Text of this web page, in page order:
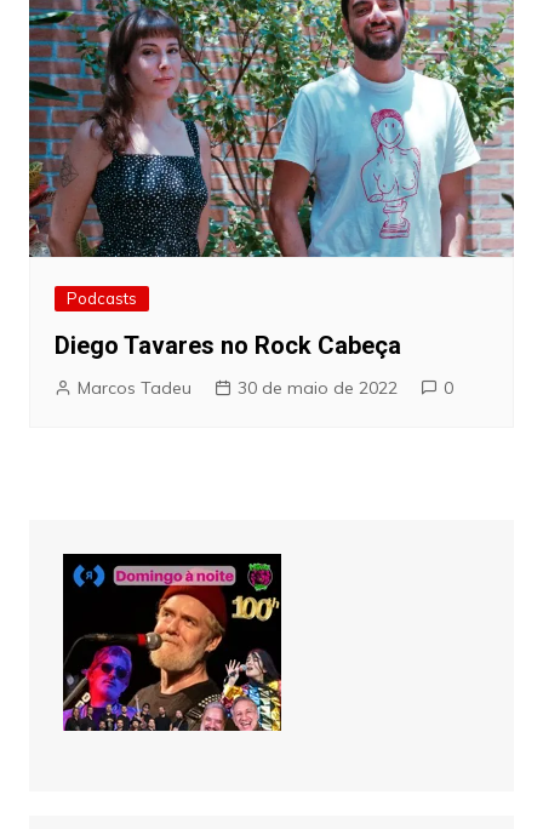
Podcasts
Diego Tavares no Rock Cabeça
Marcos Tadeu 30 de maio de 2022 0